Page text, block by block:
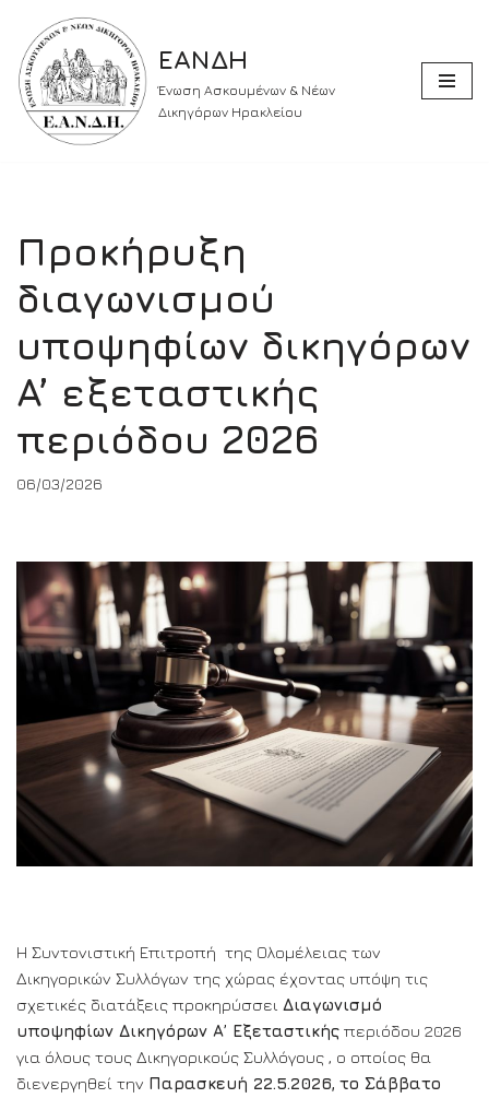
Skip
to
content
ΕΑΝΔΗ
Ένωση Ασκουμένων & Νέων
Δικηγόρων Ηρακλείου
Προκήρυξη
διαγωνισμού
υποψηφίων δικηγόρων
A’ εξεταστικής
περιόδου 2026
06/03/2026
Η Συντονιστική Επιτροπή της Ολομέλειας των
Δικηγορικών Συλλόγων της χώρας έχοντας υπόψη τις
σχετικές διατάξεις προκηρύσσει Διαγωνισμό
υποψηφίων Δικηγόρων Α’ Εξεταστικής περιόδου 2026
για όλους τους Δικηγορικούς Συλλόγους , ο οποίος θα
διενεργηθεί την Παρασκευή 22.5.2026, το Σάββατο